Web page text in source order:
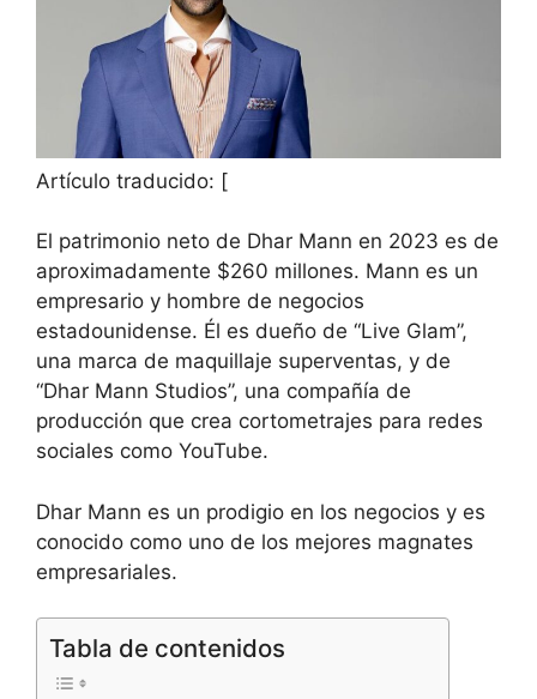
Artículo traducido: [
El patrimonio neto de Dhar Mann en 2023 es de
aproximadamente $260 millones. Mann es un
empresario y hombre de negocios
estadounidense. Él es dueño de “Live Glam”,
una marca de maquillaje superventas, y de
“Dhar Mann Studios”, una compañía de
producción que crea cortometrajes para redes
sociales como YouTube.
Dhar Mann es un prodigio en los negocios y es
conocido como uno de los mejores magnates
empresariales.
Tabla de contenidos